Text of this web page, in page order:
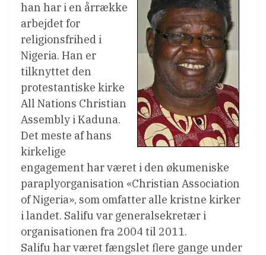
han har i en årrække
arbejdet for
religionsfrihed i
Nigeria. Han er
tilknyttet den
protestantiske kirke
All Nations Christian
Assembly i Kaduna.
Det meste af hans
kirkelige
engagement har været i den økumeniske
paraplyorganisation «Christian Association
of Nigeria», som omfatter alle kristne kirker
i landet. Salifu var generalsekretær i
organisationen fra 2004 til 2011.
Salifu har været fængslet flere gange under